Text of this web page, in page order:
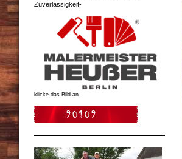
Zuverlässigkeit-
klicke das Bild an